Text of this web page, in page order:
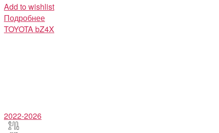
Add to wishlist
Подробнее
TOYOTA bZ4X
2022-2026